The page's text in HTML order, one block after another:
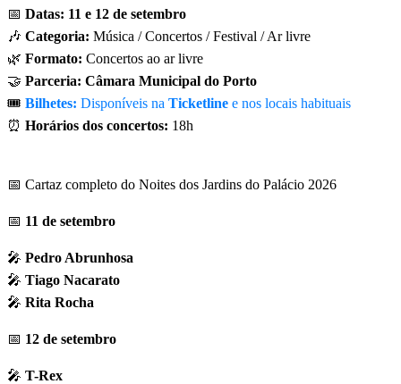
📅 Datas: 11 e 12 de setembro
🎶 Categoria: Música / Concertos / Festival / Ar livre
🌿 Formato: Concertos ao ar livre
🤝 Parceria: Câmara Municipal do Porto
🎟️ Bilhetes: Disponíveis na Ticketline e nos locais habituais
⏰ Horários dos concertos: 18h
📅 Cartaz completo do Noites dos Jardins do Palácio 2026
📅 11 de setembro
🎤 Pedro Abrunhosa
🎤 Tiago Nacarato
🎤 Rita Rocha
📅 12 de setembro
🎤 T-Rex